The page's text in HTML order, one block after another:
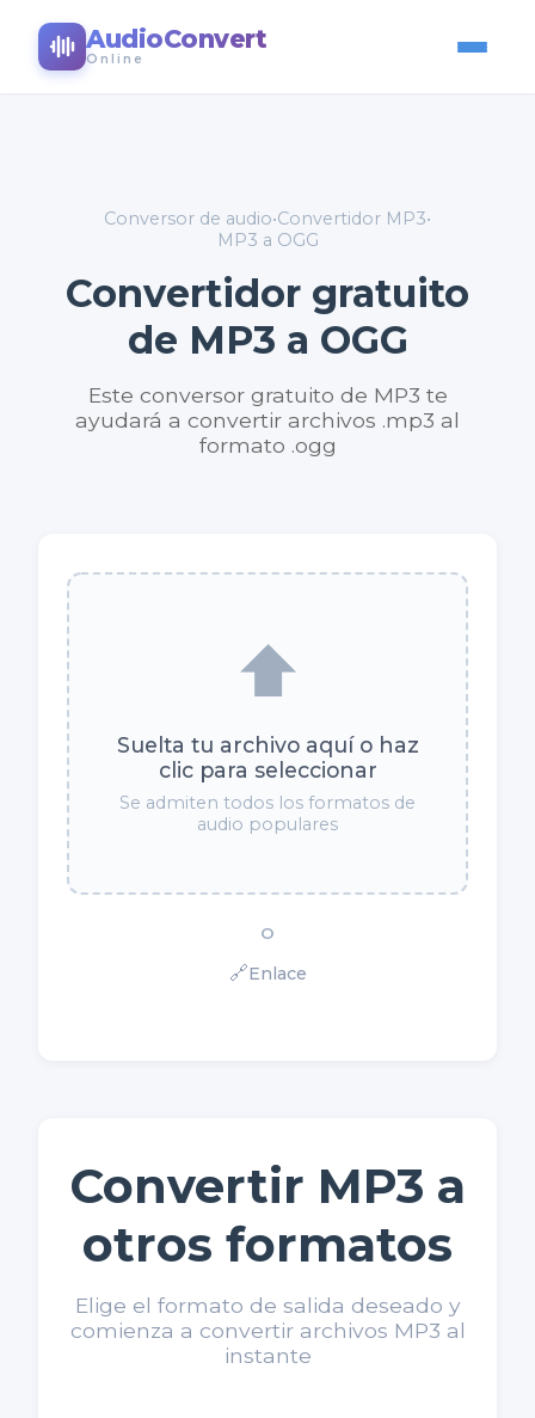
AudioConvert
Online
Conversor de audio•Convertidor MP3•
MP3 a OGG
Convertidor gratuito
de MP3 a OGG
Este conversor gratuito de MP3 te
ayudará a convertir archivos .mp3 al
formato .ogg
⬆️
Suelta tu archivo aquí o haz
clic para seleccionar
Se admiten todos los formatos de
audio populares
O
🔗Enlace
Convertir MP3 a
otros formatos
Elige el formato de salida deseado y
comienza a convertir archivos MP3 al
instante